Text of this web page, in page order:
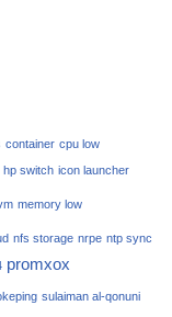
container cpu low
hp switch icon launcher
memory low
nfs storage nrpe ntp sync
promxox
sulaiman al-qonuni